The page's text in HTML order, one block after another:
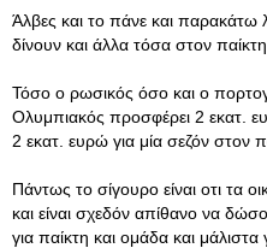
Άλβες και το πάνε και παρακάτω
δίνουν και άλλα τόσα στον
Τόσο ο ρωσικός όσο και ο
Ολυμπιακός προσφέρει 2 εκατ.
2 εκατ. ευρώ για μία σεζόν στον
Πάντως το σίγουρο είναι οτι τα
και είναι σχεδόν απίθανο να
για παίκτη και ομάδα και